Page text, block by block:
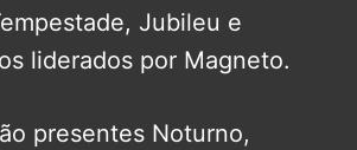
Jubileu e
liderados por Magneto.
presentes Noturno,